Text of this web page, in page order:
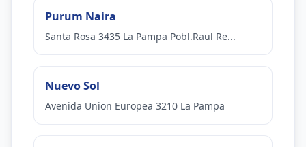
Purum Naira
Santa Rosa 3435 La Pampa Pobl.Raul Re...
Nuevo Sol
Avenida Union Europea 3210 La Pampa